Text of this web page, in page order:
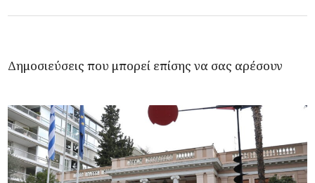
Δημοσιεύσεις που μπορεί επίσης να σας αρέσουν